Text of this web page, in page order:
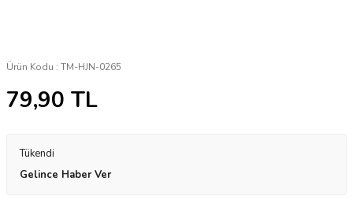
Ürün Kodu : TM-HJN-0265
79,90 TL
Tükendi
Gelince Haber Ver